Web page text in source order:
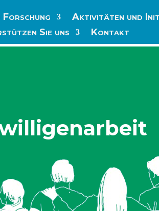
Aktivitäten und
Sie uns
Kontakt